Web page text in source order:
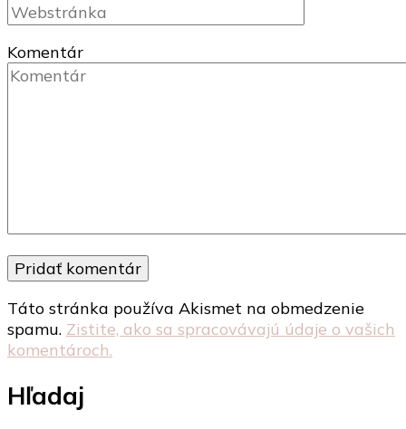
Komentár
Táto stránka používa Akismet na obmedzenie
spamu. Zistite, ako sa spracovávajú údaje o vašich
komentároch.
Hľadaj